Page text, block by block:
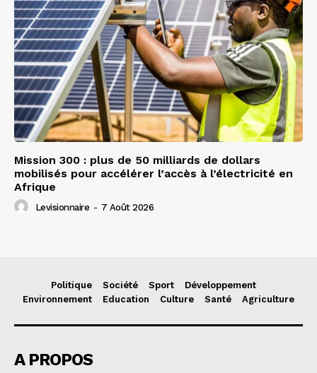
Mission 300 : plus de 50 milliards de dollars
mobilisés pour accélérer l’accès à l’électricité en
Afrique
Levisionnaire - 7 Août 2026
Politique Société Sport
Développement
Environnement
Education Culture Santé Agriculture
A PROPOS